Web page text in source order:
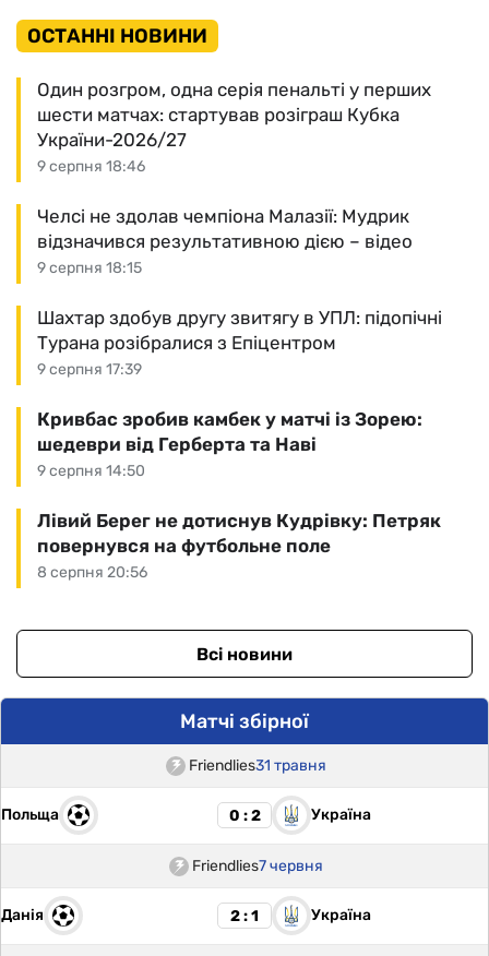
ОСТАННІ НОВИНИ
9 серпня 18:46
Один розгром, одна серія пенальті у перших
шести матчах: стартував розіграш Кубка
України-2026/27
9 серпня 18:15
Челсі не здолав чемпіона Малазії: Мудрик
відзначився результативною дією – відео
9 серпня 17:39
Шахтар здобув другу звитягу в УПЛ: підопічні
Турана розібралися з Епіцентром
9 серпня 14:50
Кривбас зробив камбек у матчі із Зорею:
шедеври від Герберта та Наві
8 серпня 20:56
Лівий Берег не дотиснув Кудрівку: Петряк
повернувся на футбольне поле
Всі новини
Матчі збірної
Friendlies31 травня
Польща 0 : 2 Україна
Friendlies7 червня
Данія 2 : 1 Україна